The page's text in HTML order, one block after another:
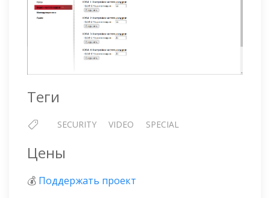
Теги
SECURITY VIDEO SPECIAL
Цены
💰 Поддержать проект